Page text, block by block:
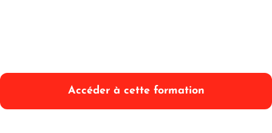
Accéder à cette formation